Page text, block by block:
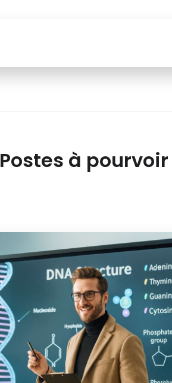
Postes à